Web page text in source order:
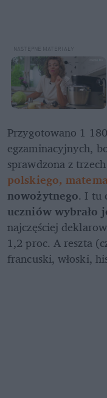
Przygotowano 1
egzaminacyjnych,
sprawdzona z
polskiego,
nowożytnego. I tu
uczniów wybrało
najczęściej
1,2 proc. A reszta
francuski, włoski,